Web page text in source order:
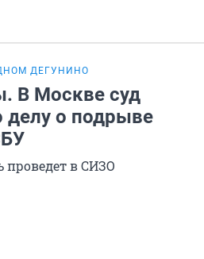
ДЕГУНИНО
В Москве суд
делу о подрыве
в СИЗО